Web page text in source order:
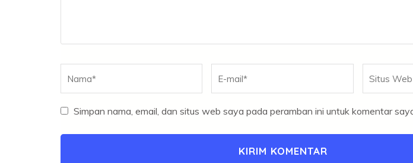
Simpan nama, email, dan situs web saya pada peramban ini untuk komentar